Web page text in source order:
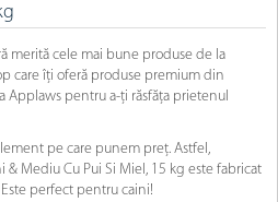
merită cele mai bune produse de la
care îți oferă produse premium din
Applaws pentru a-ți răsfăța prietenul
pe care punem preț. Astfel,
Mediu Cu Pui Si Miel, 15 kg este fabricat
perfect pentru caini!